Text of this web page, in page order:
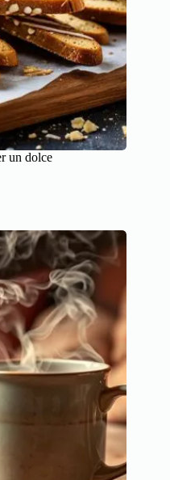
un dolce